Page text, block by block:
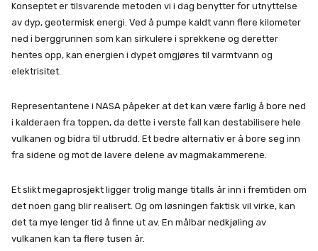
Konseptet er tilsvarende metoden vi i dag benytter for utnyttelse
av dyp, geotermisk energi. Ved å pumpe kaldt vann flere kilometer
ned i berggrunnen som kan sirkulere i sprekkene og deretter
hentes opp, kan energien i dypet omgjøres til varmtvann og
elektrisitet.
Representantene i NASA påpeker at det kan være farlig å bore ned
i kalderaen fra toppen, da dette i verste fall kan destabilisere hele
vulkanen og bidra til utbrudd. Et bedre alternativ er å bore seg inn
fra sidene og mot de lavere delene av magmakammerene.
Et slikt megaprosjekt ligger trolig mange titalls år inn i fremtiden om
det noen gang blir realisert. Og om løsningen faktisk vil virke, kan
det ta mye lenger tid å finne ut av. En målbar nedkjøling av
vulkanen kan ta flere tusen år.